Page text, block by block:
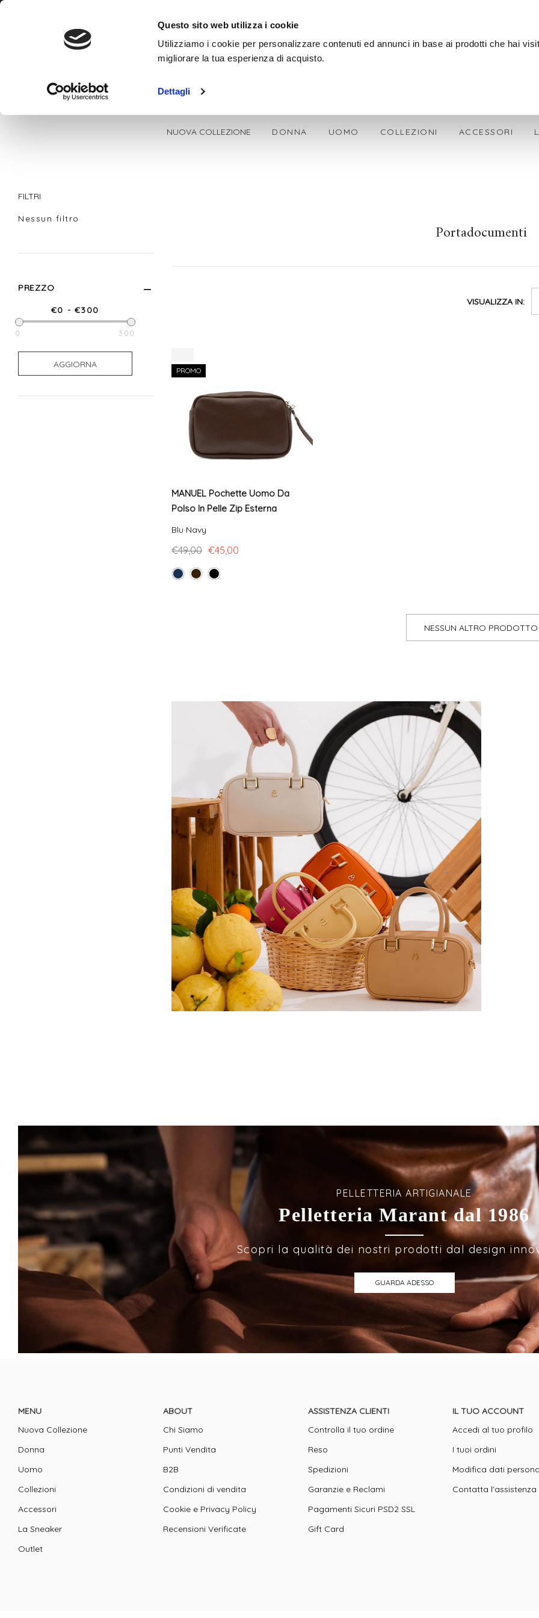
Questo sito web utilizza i cookie
Utilizziamo i cookie per personalizzare contenuti ed annunci in base ai prodotti che hai
migliorare la tua esperienza di acquisto.
Dettagli
NUOVA COLLEZIONE DONNA UOMO COLLEZIONI ACCESSORI
FILTRI
Nessun filtro
PREZZO
0 300
0 300
AGGIORNA
Portadocumenti
VISUALIZZA IN:
PROMO
MANUEL Pochette Uomo Da
Polso In Pelle Zip Esterna
Blu Navy
€49,00 €45,00
NESSUN ALTRO PRODOTTO
PELLETTERIA ARTIGIANALE
Pelletteria Marant dal 1986
Scopri la qualità dei nostri prodotti dal design
GUARDA ADESSO
MENU
Nuova Collezione
Donna
Uomo
Collezioni
Accessori
La Sneaker
Outlet
ABOUT
Chi Siamo
Punti Vendita
B2B
Condizioni di vendita
Cookie e Privacy Policy
Recensioni Verificate
ASSISTENZA CLIENTI
Controlla il tuo ordine
Reso
Spedizioni
Garanzie e Reclami
Pagamenti Sicuri PSD2 SSL
Gift Card
IL TUO ACCOUNT
Accedi al tuo profilo
I tuoi ordini
Modifica dati
Contatta l'assistenza